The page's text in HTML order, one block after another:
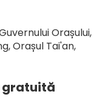
Orașului,
Orașul Tai'an,
gratuită